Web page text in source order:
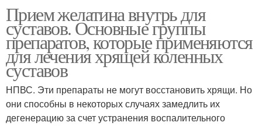
Прием желатина внутрь для
суставов. Основные группы
препаратов, которые применяются
для лечения хрящей коленных
суставов
НПВС. Эти препараты не могут восстановить хрящи. Но
они способны в некоторых случаях замедлить их
дегенерацию за счет устранения воспалительного